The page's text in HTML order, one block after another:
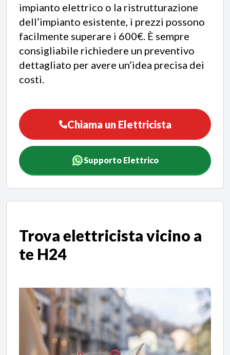
impianto elettrico o la ristrutturazione
dell’impianto esistente, i prezzi possono
facilmente superare i 600€. È sempre
consigliabile richiedere un preventivo
dettagliato per avere un’idea precisa dei
costi.
Chiama un Elettricista
Supporto Elettrico
Trova elettricista vicino a
te H24